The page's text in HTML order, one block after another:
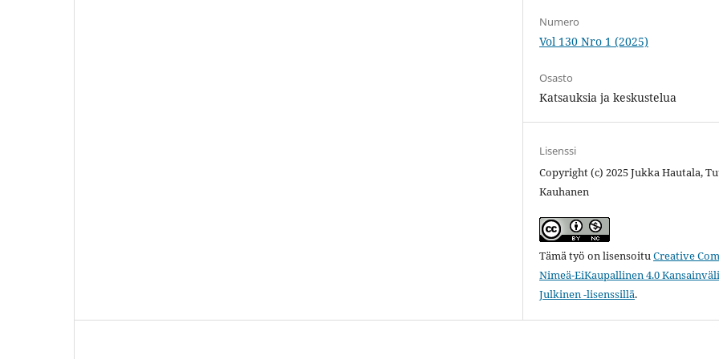
Numero
Vol 130 Nro 1 (2025)
Osasto
Katsauksia ja keskustelua
Lisenssi
Copyright (c) 2025 Jukka Hautala,
Kauhanen
Tämä työ on lisensoituCreative
Nimeä-EiKaupallinen 4.0
Julkinen -lisenssillä.